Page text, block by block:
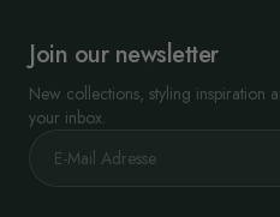
Join our newsletter
New collections, styling inspiration
your inbox.